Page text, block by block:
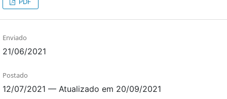
PDF
Enviado
21/06/2021
Postado
12/07/2021 — Atualizado em 20/09/2021